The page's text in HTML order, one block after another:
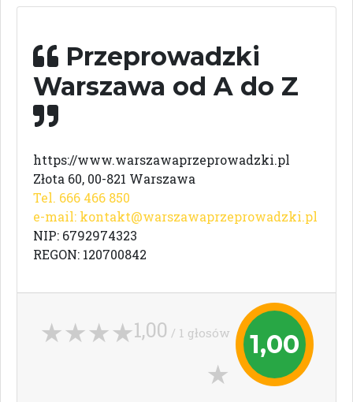
Przeprowadzki
Warszawa od A do Z
https://www.warszawaprzeprowadzki.pl
Złota 60, 00-821 Warszawa
Tel. 666 466 850
e-mail: kontakt@warszawaprzeprowadzki.pl
NIP: 6792974323
REGON: 120700842
1,00
1,00 / 1 głosów